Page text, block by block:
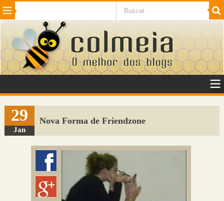
Beleza Cinema e TV
Internet Jogos NotÃ­cias SaÃºde
VeÃ­culos Adulto
Sugerir Link
Adicionar Blog
Colmeia Exchange
29
Jan
Nova Forma de Friendzone